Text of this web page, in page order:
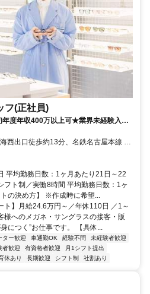
フ(正社員)
年度年収400万以上可★業界未経験入社
で内定まで1カ月以内★2026年8月・
西出口徒歩約13分、名鉄名古屋本線 本
線 大高徒歩約27分 鳴海駅
平均勤務日数：1ヶ月あたり21日～22
フト制／実働8時間 平均勤務日数：1ヶ
の決め方】 ※作成時に希望...
ト】月給24.6万円～／年休110日 ／1～
様へのメガネ・サングラスの接客・販
につく”お仕事です。 【具体...
ター歓迎 車通勤OK 経験不問
未経験者歓迎
者歓迎 有資格者歓迎
月1シフト提出
休あり 長期歓迎 シフト制 社割あり